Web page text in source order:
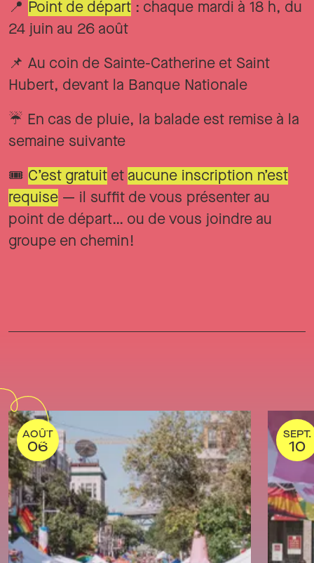
📍 Point de départ: chaque mardi à 18 h, du
24 juin au 26 août
📌 Au coin de Sainte-Catherine et Saint
Hubert, devant la Banque Nationale
☔ En cas de pluie, la balade est remise à la
semaine suivante
🎟️ C’est gratuitet aucune inscription n’est
requise— il suffit de vous présenter au
point de départ… ou de vous joindre au
groupe en chemin!
AOÛT
06
SEPT.
10